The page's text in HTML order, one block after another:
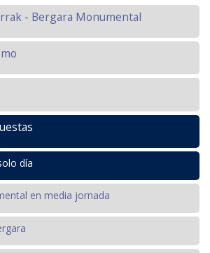
- Bergara Monumental
día
en media jornada